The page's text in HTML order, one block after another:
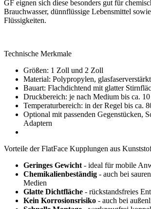
GF eignen sich diese besonders gut für
Brauchwasser, dünnflüssige Lebensmittel
Flüssigkeiten.
Technische Merkmale
Größen: 1 Zoll und 2 Zoll
Material: Polypropylen,
Bauart: Flachdichtend mit glatter
Druckbereich: je nach Medium bis ca.
Temperaturbereich: in der Regel bis ca.
Optional mit passenden Gegenstücken,
Adaptern
Vorteile der FlatFace Kupplungen aus
Geringes Gewicht - ideal für mobile
Chemikalienbeständig - auch bei
Medien
Glatte Dichtfläche - rückstandsfreies
Kein Korrosionsrisiko - auch bei